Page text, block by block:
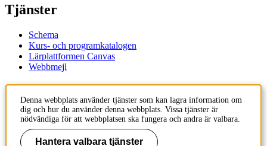
Tjänster
Schema
Kurs- och programkatalogen
Lärplattformen Canvas
Webbmejl
Kontakt
KTH
100 44 Stockholm
+46 8 790 60 00
Denna webbplats använder tjänster som kan lagra information om
dig och hur du använder denna webbplats. Vissa tjänster är
nödvändiga för att webbplatsen ska fungera och andra är valbara.
Hantera valbara tjänster